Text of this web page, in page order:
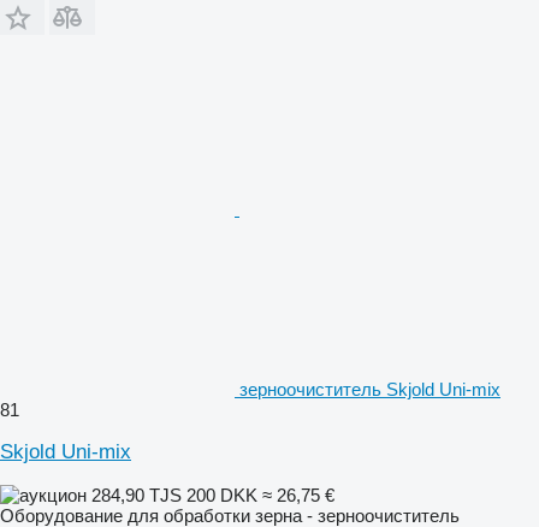
зерноочиститель Skjold Uni-mix
81
Skjold Uni-mix
284,90 TJS 200 DKK ≈ 26,75 €
Оборудование для обработки зерна - зерноочиститель